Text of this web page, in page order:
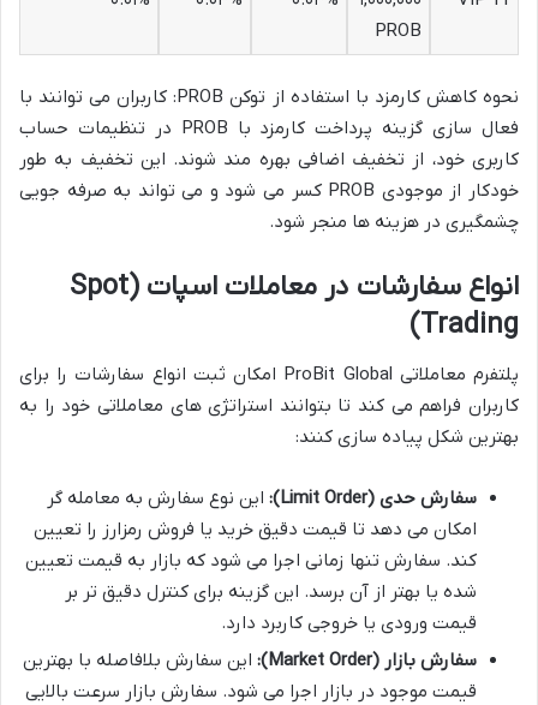
PROB
نحوه کاهش کارمزد با استفاده از توکن PROB: کاربران می توانند با
فعال سازی گزینه پرداخت کارمزد با PROB در تنظیمات حساب
کاربری خود، از تخفیف اضافی بهره مند شوند. این تخفیف به طور
خودکار از موجودی PROB کسر می شود و می تواند به صرفه جویی
چشمگیری در هزینه ها منجر شود.
انواع سفارشات در معاملات اسپات (Spot
Trading)
پلتفرم معاملاتی ProBit Global امکان ثبت انواع سفارشات را برای
کاربران فراهم می کند تا بتوانند استراتژی های معاملاتی خود را به
بهترین شکل پیاده سازی کنند:
سفارش حدی (Limit Order):
این نوع سفارش به معامله گر
امکان می دهد تا قیمت دقیق خرید یا فروش رمزارز را تعیین
کند. سفارش تنها زمانی اجرا می شود که بازار به قیمت تعیین
شده یا بهتر از آن برسد. این گزینه برای کنترل دقیق تر بر
قیمت ورودی یا خروجی کاربرد دارد.
سفارش بازار (Market Order):
این سفارش بلافاصله با بهترین
قیمت موجود در بازار اجرا می شود. سفارش بازار سرعت بالایی